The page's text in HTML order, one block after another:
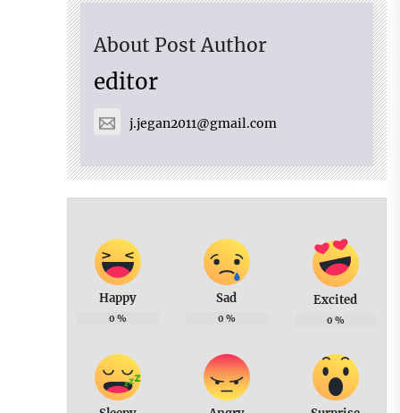
About Post Author
editor
j.jegan2011@gmail.com
Happy
0 %
Sad
0 %
Excited
0 %